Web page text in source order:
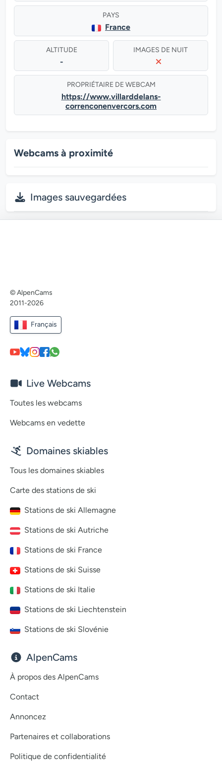
PAYS
France
ALTITUDE
-
IMAGES DE NUIT
PROPRIÉTAIRE DE WEBCAM
https://www.villarddelans-
correnconenvercors.com
Webcams à proximité
Images sauvegardées
© AlpenCams
2011-2026
Français
Live Webcams
Toutes les webcams
Webcams en vedette
Domaines skiables
Tous les domaines skiables
Carte des stations de ski
Stations de ski Allemagne
Stations de ski Autriche
Stations de ski France
Stations de ski Suisse
Stations de ski Italie
Stations de ski Liechtenstein
Stations de ski Slovénie
AlpenCams
À propos des AlpenCams
Contact
Annoncez
Partenaires et collaborations
Politique de confidentialité